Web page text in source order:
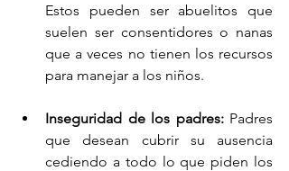
Estos pueden ser abuelitos que
suelen ser consentidores o nanas
que a veces no tienen los recursos
para manejar a los niños.
Inseguridad de los padres: Padres
que desean cubrir su ausencia
cediendo a todo lo que piden los